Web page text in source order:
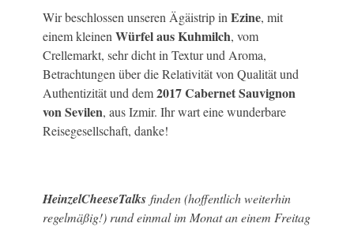
Wir beschlossen unseren Ägäistrip inEzine, mit
einem kleinenWürfel aus Kuhmilch, vom
Crellemarkt, sehr dicht in Textur und Aroma,
Betrachtungen über die Relativität von Qualität und
Authentizität und dem2017 Cabernet Sauvignon
von Sevilen, aus Izmir. Ihr wart eine wunderbare
Reisegesellschaft, danke!
HeinzelCheeseTalks finden (hoffentlich weiterhin
regelmäßig!) rund einmal im Monat an einem Freitag